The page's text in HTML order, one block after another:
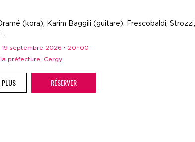
(kora), Karim Baggili (guitare). Frescobaldi, Strozzi,
19 septembre 2026 • 20h00
la préfecture, Cergy
PLUS RÉSERVER